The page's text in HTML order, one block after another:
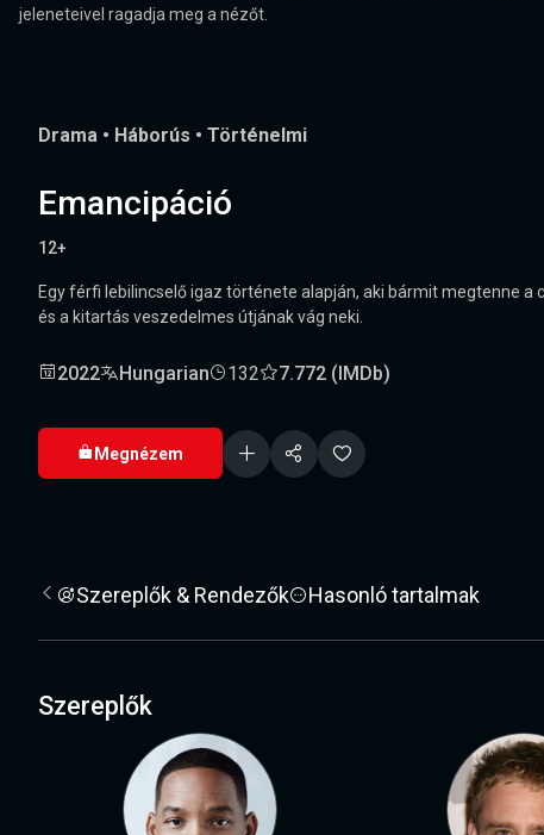
jeleneteivel ragadja meg a nézőt.
Drama • Háborús • Történelmi
Emancipáció
12+
Egy férfi lebilincselő igaz története alapján, aki bármit megtenne
és a kitartás veszedelmes útjának vág neki.
2022 Hungarian 132 7.772 (IMDb)
Megnézem
Szereplők & Rendezők Hasonló tartalmak
Szereplők